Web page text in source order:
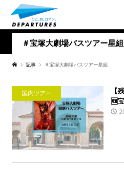
＃宝塚大劇場バスツアー星組
記事 ＃宝塚大劇場バスツアー星組
国内ツアー
【
🆕